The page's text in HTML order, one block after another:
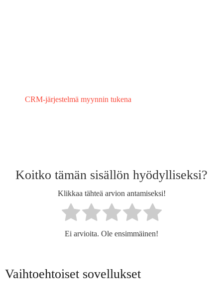
CRM-järjestelmä myynnin tukena
Koitko tämän sisällön hyödylliseksi?
Klikkaa tähteä arvion antamiseksi!
Ei arvioita. Ole ensimmäinen!
Vaihtoehtoiset sovellukset